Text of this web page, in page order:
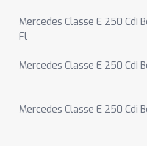
Mercedes Classe E 250 Cdi
Fl
Mercedes Classe E 250 Cdi
Mercedes Classe E 250 Cdi